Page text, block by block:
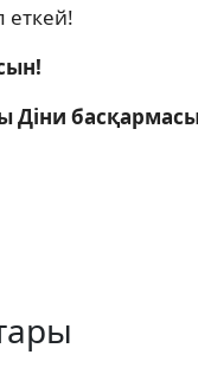
еткей!
Діни